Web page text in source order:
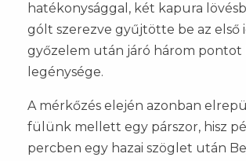
hatékonysággal, két kapura
gólt szerezve gyűjtötte be az első
győzelem után járó három pontot
legénysége.
A mérkőzés elején azonban
fülünk mellett egy párszor, hisz
percben egy hazai szöglet után